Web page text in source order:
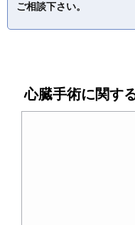
ご相談下さい。
心臓手術に関す